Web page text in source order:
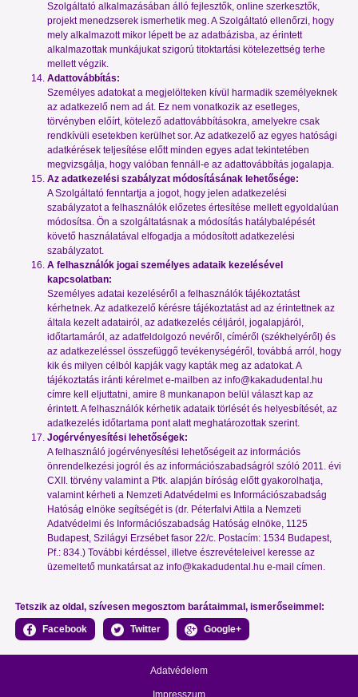
Szolgáltató alkalmazásában álló fejlesztők, online szerkesztők,
projekt menedzserek ismerhetik meg. A Szolgáltató ellenőrzi, hogy
mely alkalmazott mikor lépett be az adatbázisba, az érintett
alkalmazottak munkájukat szigorú titoktartási kötelezettség terhe
mellett végzik.
Adattovábbítás:
Személyes adatokat a megjelölteken kívül harmadik személyeknek
az adatkezelő nem ad át. Ez nem vonatkozik az esetleges,
törvényben előírt, kötelező adattovábbításokra, amelyekre csak
rendkívüli esetekben kerülhet sor. Az adatkezelő az egyes hatósági
adatkérések teljesítése előtt minden egyes adat tekintetében
megvizsgálja, hogy valóban fennáll-e az adattovábbítás jogalapja.
Az adatkezelési szabályzat módosításának lehetősége:
A Szolgáltató fenntartja a jogot, hogy jelen adatkezelési
szabályzatot a felhasználók előzetes értesítése mellett egyoldalúan
módosítsa. Ön a szolgáltatásnak a módosítás hatálybalépését
követő használatával elfogadja a módosított adatkezelési
szabályzatot.
A felhasználók jogai személyes adataik kezelésével
kapcsolatban:
Személyes adatai kezeléséről a felhasználók tájékoztatást
kérhetnek. Az adatkezelő kérésre tájékoztatást ad az érintettnek az
általa kezelt adatairól, az adatkezelés céljáról, jogalapjáról,
időtartamáról, az adatfeldolgozó nevéről, címéről (székhelyéről) és
az adatkezeléssel összefüggő tevékenységéről, továbbá arról, hogy
kik és milyen célból kapják vagy kapták meg az adatokat. A
tájékoztatás iránti kérelmet e-mailben az info@kakadudental.hu
címre kell eljuttatni, amire 8 munkanapon belül választ kap az
érintett. A felhasználók kérhetik adataik törlését és helyesbítését, az
adatkezelés időtartama pont alatt meghatározottak szerint.
Jogérvényesítési lehetőségek:
A felhasználó jogérvényesítési lehetőségeit az információs
önrendelkezési jogról és az információszabadságról szóló 2011. évi
CXII. törvény valamint a Ptk. alapján bíróság előtt gyakorolhatja,
valamint kérheti a Nemzeti Adatvédelmi es Információszabadság
Hatóság elnöke segítségét is (dr. Péterfalvi Attila a Nemzeti
Adatvédelmi és Információszabadság Hatóság elnöke, 1125
Budapest, Szilágyi Erzsébet fasor 22/c. Postacím: 1534 Budapest,
Pf.: 834.) További kérdéssel, illetve észrevételeivel keresse az
üzemeltető munkatársat az info@kakadudental.hu e-mail címen.
Tetszik az oldal, szívesen megosztom barátaimmal, ismerőseimmel:
Facebook
Twitter Google+
Adatvédelem
Impresszum